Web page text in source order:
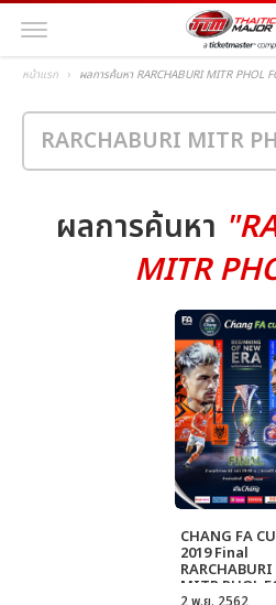
หน้าแรก ผลการค้นหา RARCHABURI MITR PHOL
ผลการค้นหา
MITR
CHANG FA
2019 Final
RARCHABURI
MITR PHOL FC